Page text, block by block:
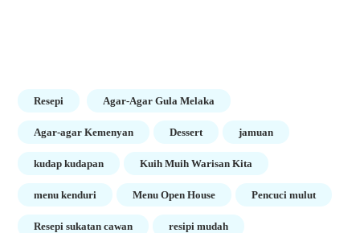
Resepi Agar-Agar Gula Melaka
Agar-agar Kemenyan Dessert jamuan
kudap kudapan Kuih Muih Warisan Kita
menu kenduri Menu Open House Pencuci mulut
Resepi sukatan cawan resipi mudah